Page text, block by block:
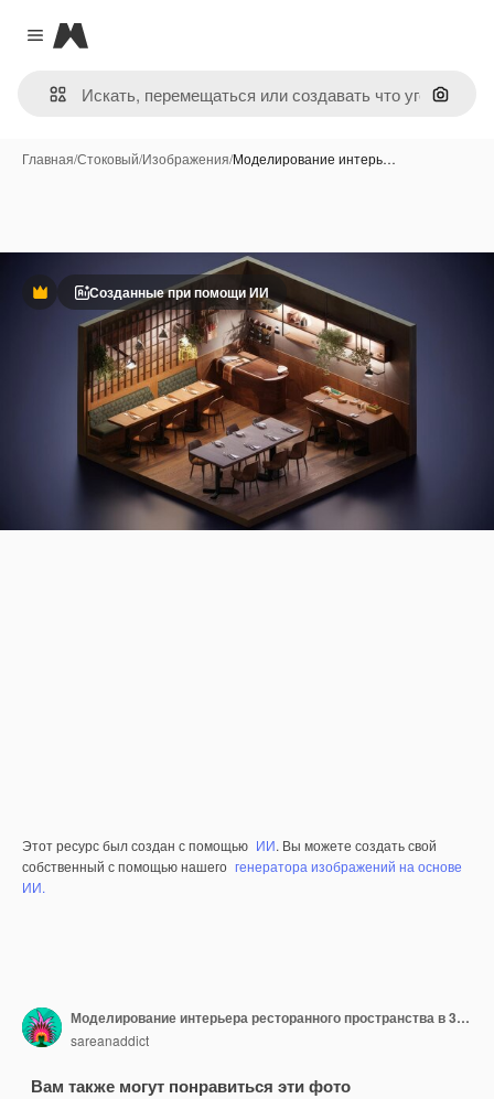
Close menu
Magnific
Поиск
Главная/Стоковый/Изображения/Моделирование интерь…
ПремиумСозданные при помощи ИИ
Этот ресурс был создан с помощью ИИ. Вы можете создать свой
собственный с помощью нашего генератора изображений на основе
ИИ.
Моделирование интерьера ресторанного пространства в 3D для вдохновения дизайна печати
sareanaddict
Вам также могут понравиться эти фото